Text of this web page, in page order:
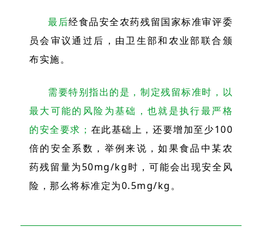
最后经食品安全农药残留国家标准审评委
员会审议通过后，由卫生部和农业部联合颁
布实施。
需要特别指出的是，制定残留标准时，以
最大可能的风险为基础，也就是执行最严格
的安全要求； 在此基础上，还要增加至少100
倍的安全系数，举例来说，如果食品中某农
药残留量为50mg/kg时，可能会出现安全风
险，那么将标准定为0.5mg/kg。